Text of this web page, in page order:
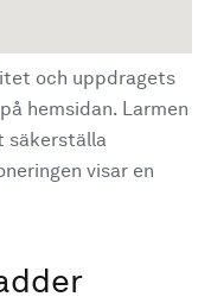
och uppdragets
hemsidan. Larmen
säkerställa
visar en